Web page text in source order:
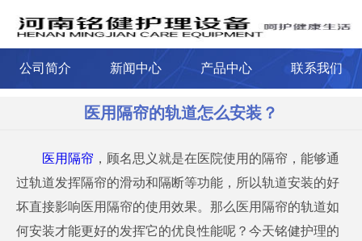
公司简介 新闻中心 产品中心 联系我们
医用隔帘的轨道怎么安装？
医用隔帘 ，顾名思义就是在医院使用的隔帘，能够通
过轨道发挥隔帘的滑动和隔断等功能，所以轨道安装的好
坏直接影响医用隔帘的使用效果。那么医用隔帘的轨道如
何安装才能更好的发挥它的优良性能呢？今天铭健护理的